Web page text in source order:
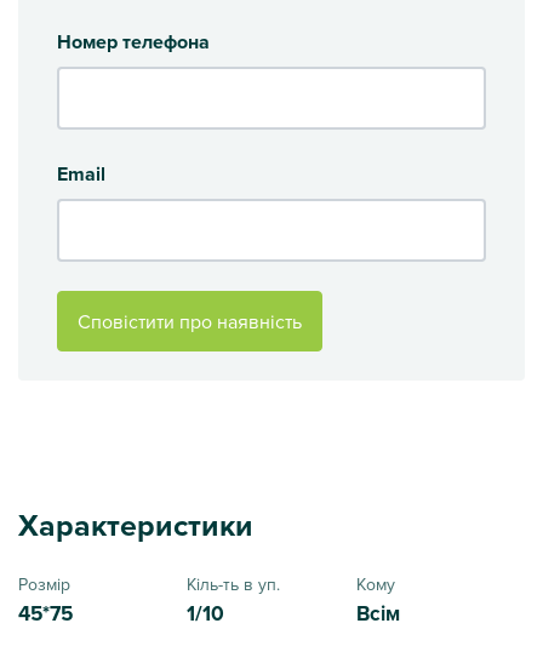
Номер телефона
Email
Сповістити про наявність
Характеристики
Розмір
45*75
Кіль-ть в уп.
1/10
Кому
Всім